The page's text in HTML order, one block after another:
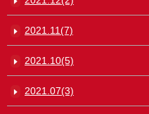
2021.11(7)
2021.10(5)
2021.07(3)